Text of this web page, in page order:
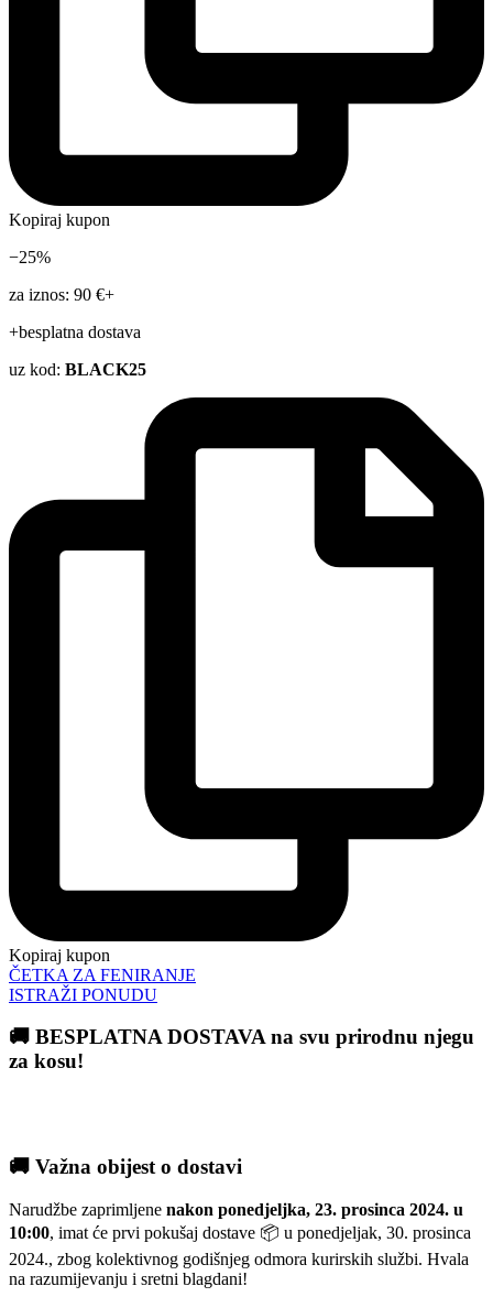
Kopiraj kupon
−25%
za iznos: 90 €+
+besplatna dostava
uz kod: BLACK25
Kopiraj kupon
ČETKA ZA FENIRANJE
ISTRAŽI PONUDU
🚚 BESPLATNA DOSTAVA na svu prirodnu njegu
za kosu!
🚚 Važna obijest o dostavi
Narudžbe zaprimljene nakon ponedjeljka, 23. prosinca 2024. u
10:00, imat će prvi pokušaj dostave 📦 u ponedjeljak, 30. prosinca
2024., zbog kolektivnog godišnjeg odmora kurirskih službi. Hvala
na razumijevanju i sretni blagdani!